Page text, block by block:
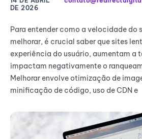
DE 2026
Para entender como a velocidade do
melhorar, é crucial saber que sites
experiência do usuário, aumentam a
impactam negativamente o
Melhorar envolve otimização de
minificação de código, uso de CDN e